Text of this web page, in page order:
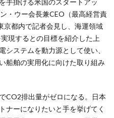
・ウー会長兼CEO（最高経営責
京都内で記者会見し、海運領域
現するとの目標を紹介した上
システムを動力源として使い、
船舶の実用化に向けた取り組み
CO2排出量がゼロになる。日本
ナーになりたいと手を挙げてく